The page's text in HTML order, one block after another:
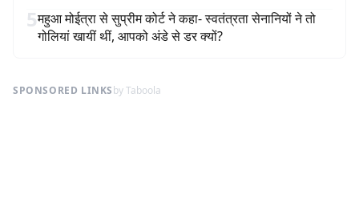
5महुआ मोईत्रा से सुप्रीम कोर्ट ने कहा- स्वतंत्रता सेनानियों ने तो
गोलियां खायीं थीं, आपको अंडे से डर क्यों?
SPONSORED LINKSby Taboola